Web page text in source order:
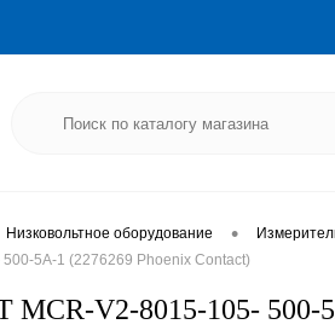
Низковольтное оборудование •
5A-1 (2276269 Phoenix Contact)
MCR-V2-8015-105- 500-